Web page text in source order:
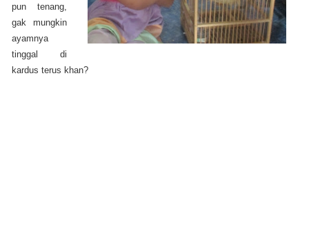
pun tenang,
gak mungkin
ayamnya
tinggal di
kardus terus khan?